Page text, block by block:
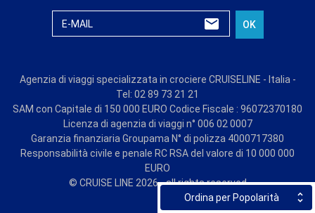
Ordina per Popolarità
E-MAIL OK
Agenzia di viaggi specializzata in crociere CRUISELINE - Italia -
Tel: 02 89 73 21 21
SAM con Capitale di 150 000 EURO Codice Fiscale : 96072370180
Licenza di agenzia di viaggi n° 006 02 0007
Garanzia finanziaria Groupama N° di polizza 4000717380
Responsabilità civile e penale RC RSA del valore di 10 000 000
EURO
© CRUISE LINE 2026 - all rights reserved